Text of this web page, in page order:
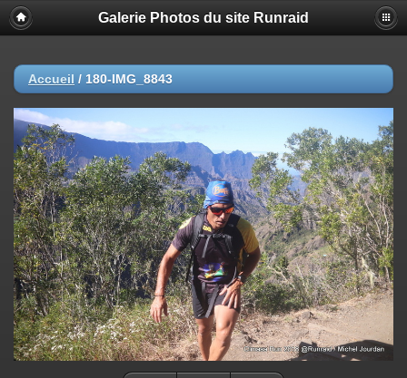
Galerie Photos du site Runraid
Accueil / 180-IMG_8843